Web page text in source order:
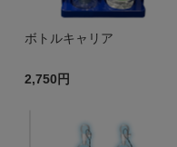
ボトルキャリア
2,750円